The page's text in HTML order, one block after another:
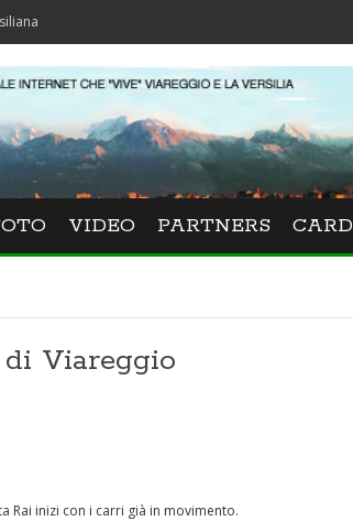
VIDEO PARTNERS CARD
Viareggio
Rai inizi con i carri già in movimento.